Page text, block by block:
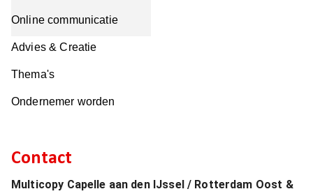
Online communicatie
Advies & Creatie
Thema's
Ondernemer worden
Contact
Multicopy Capelle aan den IJssel / Rotterdam Oost &